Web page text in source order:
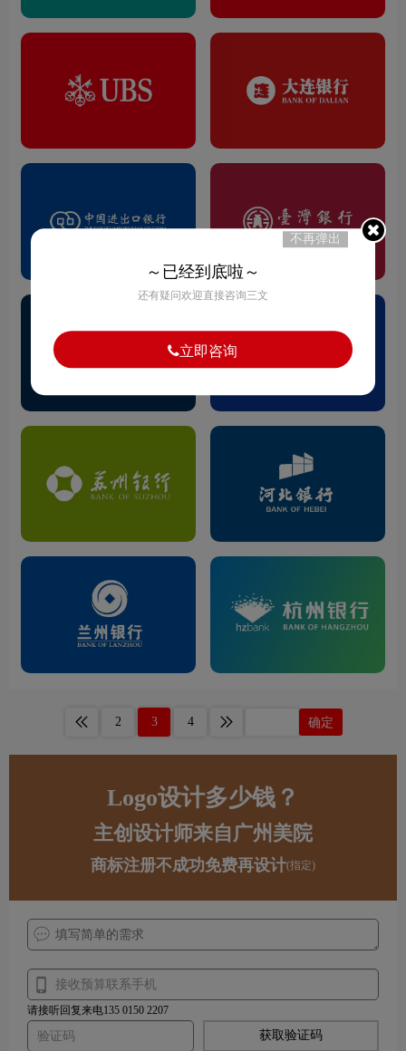
2 3 4 确定
Logo设计多少钱？
主创设计师来自广州美院
商标注册不成功免费再设计(指定)
请接听回复来电135 0150 2207
获取验证码
不再弹出
～已经到底啦～
还有疑问欢迎直接咨询三文
立即咨询